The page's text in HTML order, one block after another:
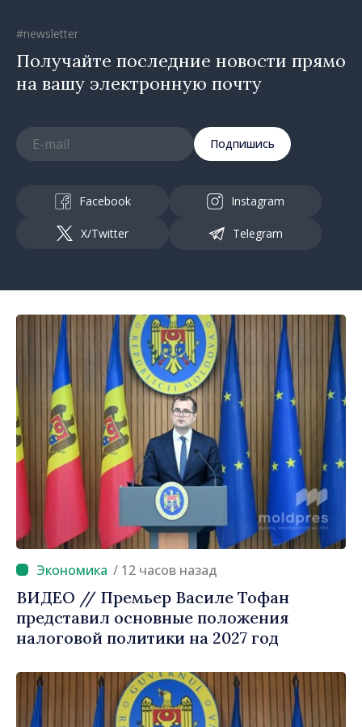
#newsletter
Получайте последние новости прямо
на вашу электронную почту
Подпишись
Facebook Instagram
X/Twitter Telegram
/ 12 часов назад
ВИДЕО // Премьер Василе Тофан
представил основные положения
налоговой политики на 2027 год